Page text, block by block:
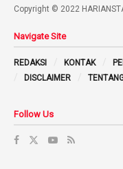
Copyright © 2022
Navigate Site
REDAKSI KONTAK
DISCLAIMER
Follow Us